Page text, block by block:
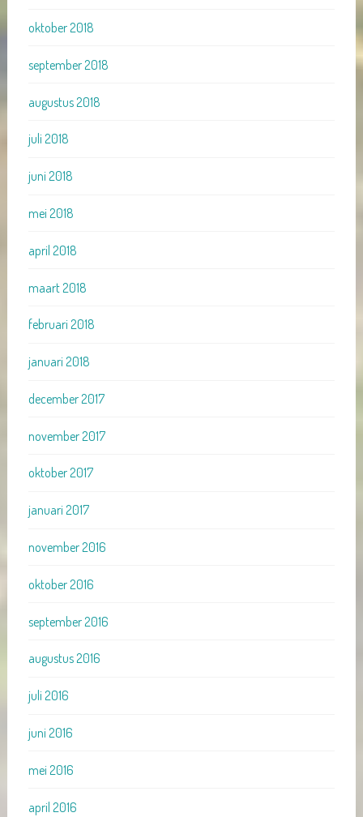
oktober 2018
september 2018
augustus 2018
juli 2018
juni 2018
mei 2018
april 2018
maart 2018
februari 2018
januari 2018
december 2017
november 2017
oktober 2017
januari 2017
november 2016
oktober 2016
september 2016
augustus 2016
juli 2016
juni 2016
mei 2016
april 2016